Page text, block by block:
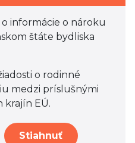
o informácie o nároku
štáte bydliska
o rodinné
medzi príslušnými
krajín EÚ.
Stiahnuť